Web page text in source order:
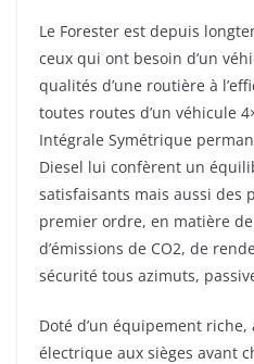
Le Forester est depuis
ceux qui ont besoin d’un
qualités d’une routière à
toutes routes d’un véhicule
Intégrale Symétrique
Diesel lui confèrent un
satisfaisants mais aussi des
premier ordre, en matière
d’émissions de CO2, de
sécurité tous azimuts,
Doté d’un équipement
électrique aux sièges avant